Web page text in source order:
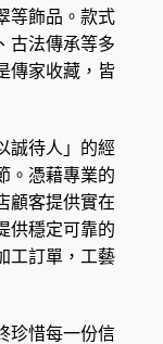
等飾品。款式
古法傳承等多
傳家收藏，皆
誠待人」的經
。憑藉專業的
顧客提供實在
供穩定可靠的
工訂單，工藝
珍惜每一份信